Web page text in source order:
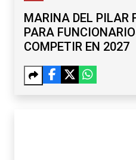
MARINA DEL PILAR
PARA
COMPETIR EN 2027